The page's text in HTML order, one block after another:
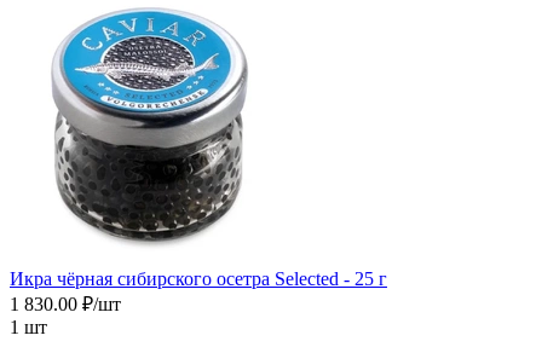
Икра чёрная сибирского осетра Selected - 25 г
1 830.00 ₽/шт
1 шт